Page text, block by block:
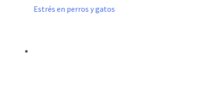
Estrés en perros y gatos